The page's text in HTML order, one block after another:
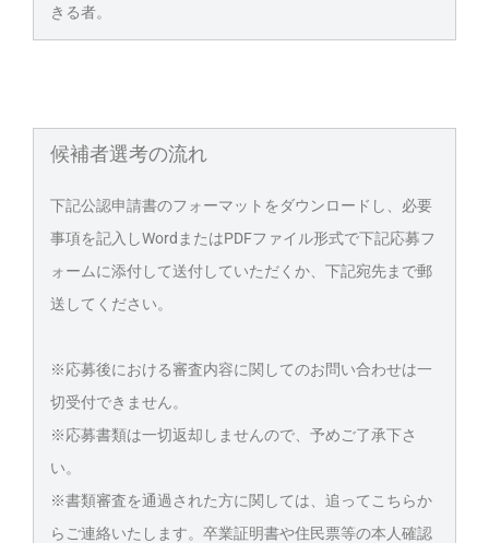
きる者。
候補者選考の流れ
下記公認申請書のフォーマットをダウンロードし、必要
事項を記入しWordまたはPDFファイル形式で下記応募フ
ォームに添付して送付していただくか、下記宛先まで郵
送してください。
※応募後における審査内容に関してのお問い合わせは一
切受付できません。
※応募書類は一切返却しませんので、予めご了承下さ
い。
※書類審査を通過された方に関しては、追ってこちらか
らご連絡いたします。卒業証明書や住民票等の本人確認